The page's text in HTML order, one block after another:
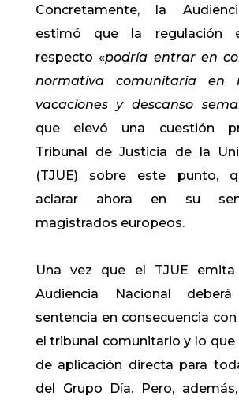
Concretamente, la
estimó que la regulación
respecto «podría entrar en
normativa comunitaria en
vacaciones y descanso
que elevó una cuestión
Tribunal de Justicia de la
(TJUE) sobre este punto,
aclarar ahora en su
magistrados europeos.
Una vez que el TJUE
Audiencia Nacional
sentencia en consecuencia
el tribunal comunitario y lo que
de aplicación directa para
del Grupo Día. Pero,